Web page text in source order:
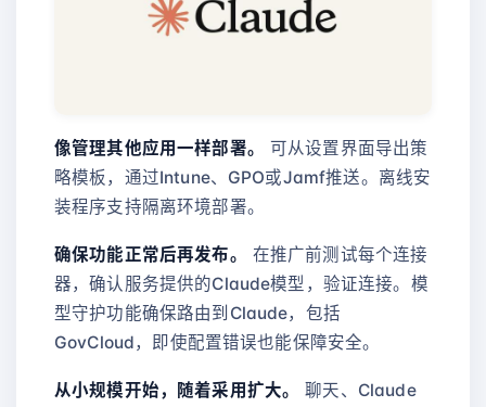
像管理其他应用一样部署。
可从设置界面导出策
略模板，通过Intune、GPO或Jamf推送。离线安
装程序支持隔离环境部署。
确保功能正常后再发布。
在推广前测试每个连接
器，确认服务提供的Claude模型，验证连接。模
型守护功能确保路由到Claude，包括
GovCloud，即使配置错误也能保障安全。
从小规模开始，随着采用扩大。
聊天、Claude